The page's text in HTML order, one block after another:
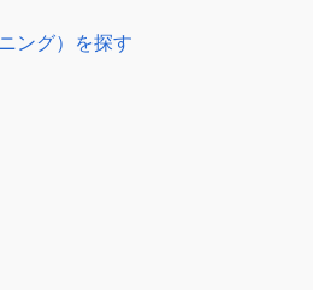
ング）を探す